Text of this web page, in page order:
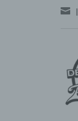
